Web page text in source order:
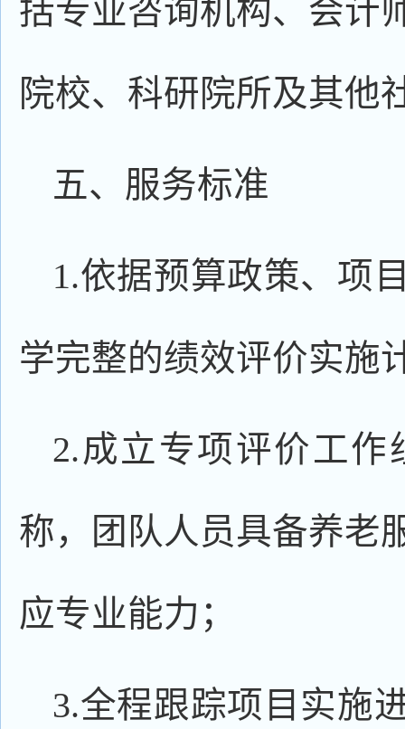
括专业咨询机构、会计
院校、科研院所及其他
五、服务标准
1.依据预算政策、项
学完整的绩效评价实施
2.成立专项评价工
称，团队人员具备养老
应专业能力；
3.全程跟踪项目实施